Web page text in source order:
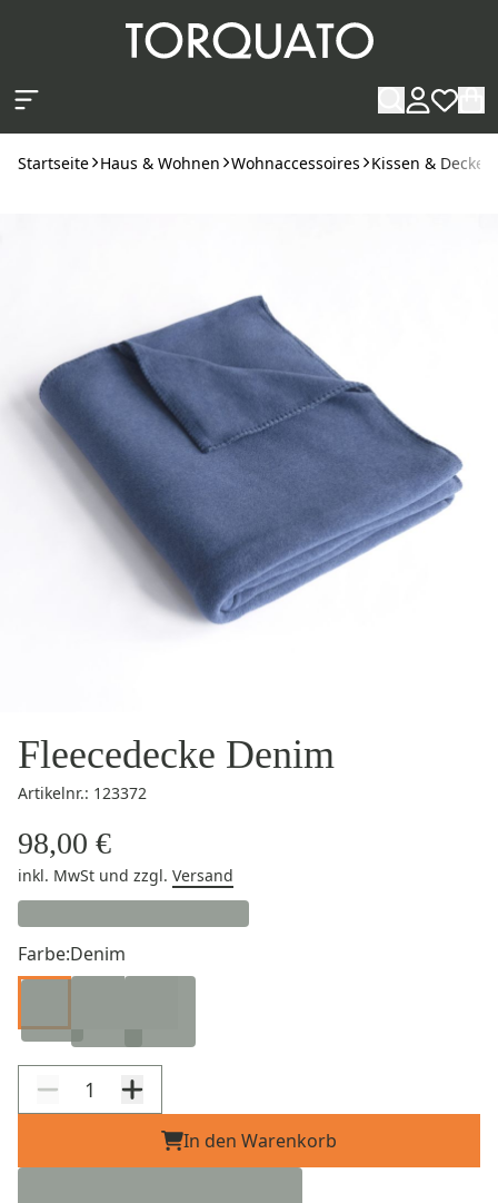
Startseite Haus & Wohnen Wohnaccessoires Kissen & Decken
Fleecedecke Denim
Artikelnr.: 123372
98,00 €
inkl. MwSt und zzgl. Versand
Farbe:Denim
In den Warenkorb